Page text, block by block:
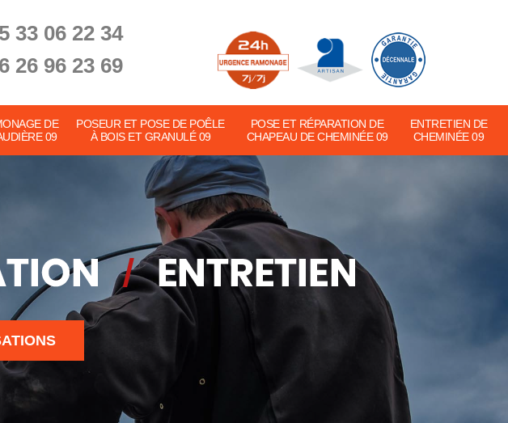
33 06 22 34
26 96 23 69
DE
09
POSEUR ET POSE DE POÊLE
À BOIS ET GRANULÉ 09
POSE ET RÉPARATION DE
CHAPEAU DE CHEMINÉE 09
ENTRETIEN DE
CHEMINÉE 09